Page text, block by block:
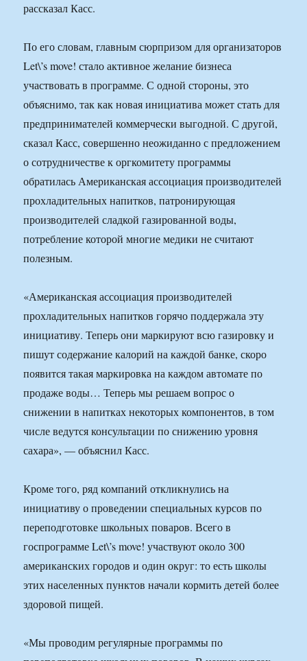
рассказал Касс.
По его словам, главным сюрпризом для организаторов
Let\’s move! стало активное желание бизнеса
участвовать в программе. С одной стороны, это
объяснимо, так как новая инициатива может стать для
предпринимателей коммерчески выгодной. С другой,
сказал Касс, совершенно неожиданно с предложением
о сотрудничестве к оргкомитету программы
обратилась Американская ассоциация производителей
прохладительных напитков, патронирующая
производителей сладкой газированной воды,
потребление которой многие медики не считают
полезным.
«Американская ассоциация производителей
прохладительных напитков горячо поддержала эту
инициативу. Теперь они маркируют всю газировку и
пишут содержание калорий на каждой банке, скоро
появится такая маркировка на каждом автомате по
продаже воды… Теперь мы решаем вопрос о
снижении в напитках некоторых компонентов, в том
числе ведутся консультации по снижению уровня
сахара», — объяснил Касс.
Кроме того, ряд компаний откликнулись на
инициативу о проведении специальных курсов по
переподготовке школьных поваров. Всего в
госпрограмме Let\’s move! участвуют около 300
американских городов и один округ: то есть школы
этих населенных пунктов начали кормить детей более
здоровой пищей.
«Мы проводим регулярные программы по